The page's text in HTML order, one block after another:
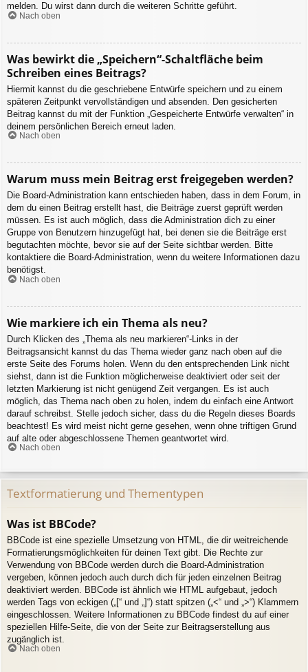
melden. Du wirst dann durch die weiteren Schritte geführt.
Nach oben
Was bewirkt die „Speichern“-Schaltfläche beim
Schreiben eines Beitrags?
Hiermit kannst du die geschriebene Entwürfe speichern und zu einem
späteren Zeitpunkt vervollständigen und absenden. Den gesicherten
Beitrag kannst du mit der Funktion „Gespeicherte Entwürfe verwalten“ in
deinem persönlichen Bereich erneut laden.
Nach oben
Warum muss mein Beitrag erst freigegeben werden?
Die Board-Administration kann entschieden haben, dass in dem Forum, in
dem du einen Beitrag erstellt hast, die Beiträge zuerst geprüft werden
müssen. Es ist auch möglich, dass die Administration dich zu einer
Gruppe von Benutzern hinzugefügt hat, bei denen sie die Beiträge erst
begutachten möchte, bevor sie auf der Seite sichtbar werden. Bitte
kontaktiere die Board-Administration, wenn du weitere Informationen dazu
benötigst.
Nach oben
Wie markiere ich ein Thema als neu?
Durch Klicken des „Thema als neu markieren“-Links in der
Beitragsansicht kannst du das Thema wieder ganz nach oben auf die
erste Seite des Forums holen. Wenn du den entsprechenden Link nicht
siehst, dann ist die Funktion möglicherweise deaktiviert oder seit der
letzten Markierung ist nicht genügend Zeit vergangen. Es ist auch
möglich, das Thema nach oben zu holen, indem du einfach eine Antwort
darauf schreibst. Stelle jedoch sicher, dass du die Regeln dieses Boards
beachtest! Es wird meist nicht gerne gesehen, wenn ohne triftigen Grund
auf alte oder abgeschlossene Themen geantwortet wird.
Nach oben
Textformatierung und Thementypen
Was ist BBCode?
BBCode ist eine spezielle Umsetzung von HTML, die dir weitreichende
Formatierungsmöglichkeiten für deinen Text gibt. Die Rechte zur
Verwendung von BBCode werden durch die Board-Administration
vergeben, können jedoch auch durch dich für jeden einzelnen Beitrag
deaktiviert werden. BBCode ist ähnlich wie HTML aufgebaut, jedoch
werden Tags von eckigen („[“ und „]“) statt spitzen („<“ und „>“) Klammern
eingeschlossen. Weitere Informationen zu BBCode findest du auf einer
speziellen Hilfe-Seite, die von der Seite zur Beitragserstellung aus
zugänglich ist.
Nach oben